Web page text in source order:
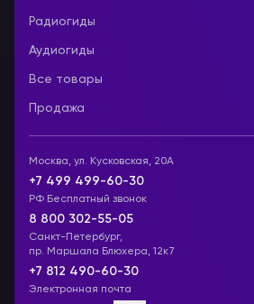
Радиогиды
Аудиогиды
Все товары
Продажа
Москва, ул. Кусковская, 20А
+7 499 499-60-30
РФ Бесплатный звонок
8 800 302-55-05
Санкт-Петербург,
пр. Маршала Блюхера, 12к7
+7 812 490-60-30
Электронная почта